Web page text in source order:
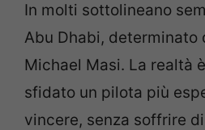
In molti sottolineano
Abu Dhabi, determinato
Michael Masi. La realtà
sfidato un pilota più
vincere, senza soffrire